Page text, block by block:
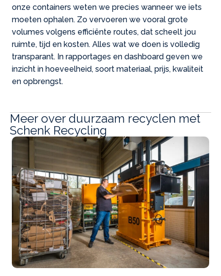
onze containers weten we precies wanneer we iets
moeten ophalen. Zo vervoeren we vooral grote
volumes volgens efficiënte routes, dat scheelt jou
ruimte, tijd en kosten. Alles wat we doen is volledig
transparant. In rapportages en dashboard geven we
inzicht in hoeveelheid, soort materiaal, prijs, kwaliteit
en opbrengst.
Meer over duurzaam recyclen met
Schenk Recycling